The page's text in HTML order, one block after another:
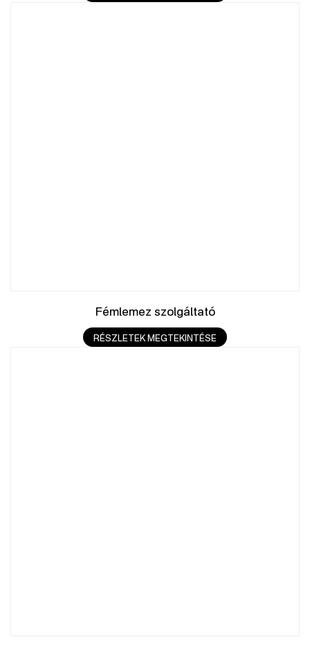
Fémlemez szolgáltató
RÉSZLETEK MEGTEKINTÉSE